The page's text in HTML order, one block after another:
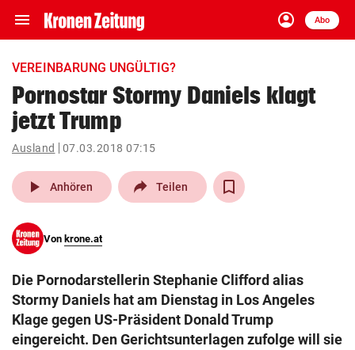
menu Navigation
ein-/ausklappen
account_circle
Anmelden
Abo
close Schließen
account_circle Anmelden
pin_drop
Wien arrow_right
search
eingeben
VEREINBARUNG UNGÜLTIG?
Pornostar Stormy Daniels klagt
jetzt Trump
Ausland 07.03.2018 07:15
play_arrow Anhören Teilen
Von krone.at
Die Pornodarstellerin Stephanie Clifford alias
Stormy Daniels hat am Dienstag in Los Angeles
Klage gegen US-Präsident Donald Trump
eingereicht. Den Gerichtsunterlagen zufolge will sie